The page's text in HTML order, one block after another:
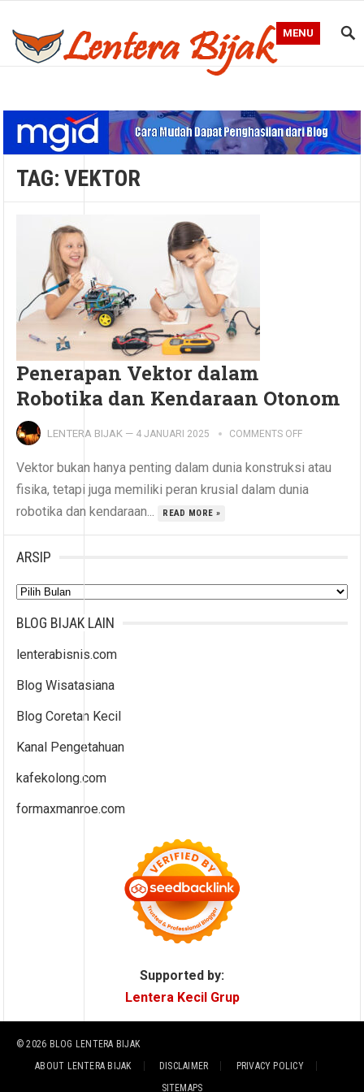
MENU
TAG:VEKTOR
Penerapan Vektor dalam
Robotika dan Kendaraan Otonom
LENTERA BIJAK — 4 JANUARI 2025 COMMENTS OFF
Vektor bukan hanya penting dalam dunia konstruksi atau
fisika, tetapi juga memiliki peran krusial dalam dunia
robotika dan kendaraan...
READ MORE »
ARSIP
Arsip
BLOG BIJAK LAIN
lenterabisnis.com
Blog Wisatasiana
Blog Coretan Kecil
Kanal Pengetahuan
kafekolong.com
formaxmanroe.com
Supported by:
Lentera Kecil Grup
© 2026 BLOG LENTERA BIJAK
ABOUT LENTERA BIJAK
DISCLAIMER
PRIVACY POLICY
SITEMAPS